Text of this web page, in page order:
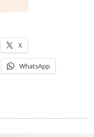
X
WhatsApp